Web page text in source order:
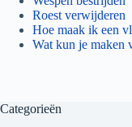
Roest verwijderen
Hoe maak ik een
Wat kun je maken
Categorieën